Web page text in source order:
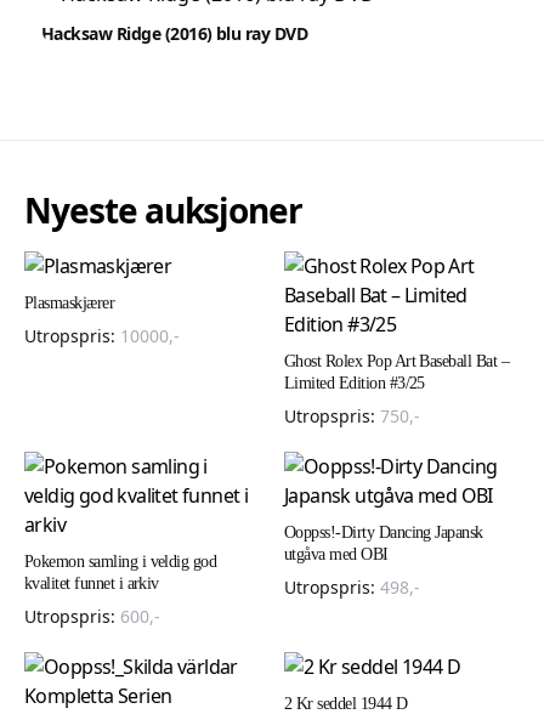
Hacksaw Ridge (2016) blu ray DVD
Nyeste auksjoner
Plasmaskjærer
Utropspris: 10000,-
Ghost Rolex Pop Art Baseball Bat –
Limited Edition #3/25
Utropspris: 750,-
Pokemon samling i veldig god
kvalitet funnet i arkiv
Utropspris: 600,-
Ooppss!-Dirty Dancing Japansk
utgåva med OBI
Utropspris: 498,-
2 Kr seddel 1944 D